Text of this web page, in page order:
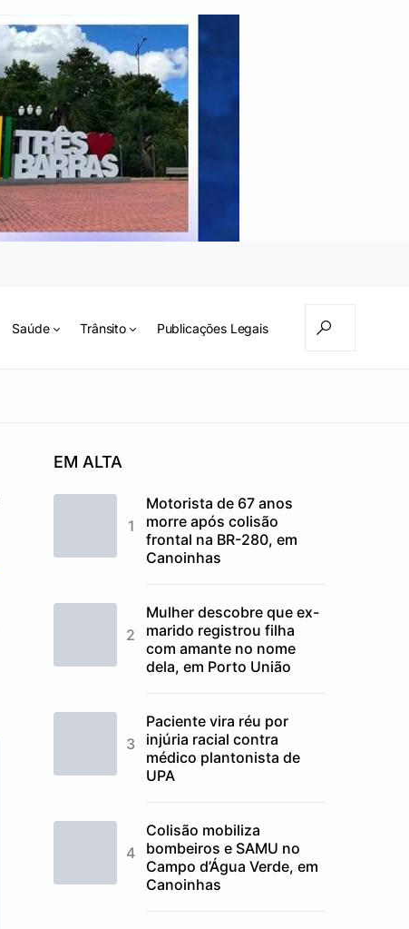
Saúde Trânsito Publicações Legais
EM ALTA
Motorista de 67 anos
morre após colisão
frontal na BR-280, em
Canoinhas
Mulher descobre que ex-
marido registrou filha
com amante no nome
dela, em Porto União
Paciente vira réu por
injúria racial contra
médico plantonista de
UPA
Colisão mobiliza
bombeiros e SAMU no
Campo d’Água Verde, em
Canoinhas